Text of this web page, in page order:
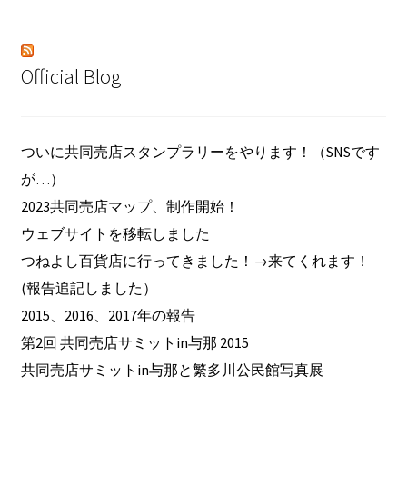
Official Blog
ついに共同売店スタンプラリーをやります！（SNSです
が…）
2023共同売店マップ、制作開始！
ウェブサイトを移転しました
つねよし百貨店に行ってきました！→来てくれます！
(報告追記しました）
2015、2016、2017年の報告
第2回 共同売店サミットin与那 2015
共同売店サミットin与那と繁多川公民館写真展